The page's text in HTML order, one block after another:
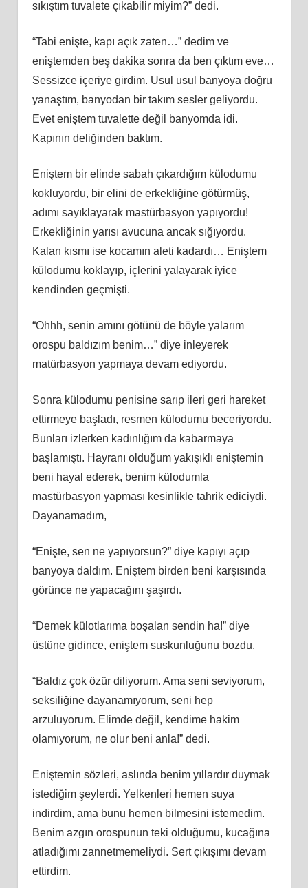
sıkıştım tuvalete çıkabilir miyim?” dedi.
“Tabi enişte, kapı açık zaten…” dedim ve
eniştemden beş dakika sonra da ben çıktım eve…
Sessizce içeriye girdim. Usul usul banyoya doğru
yanaştım, banyodan bir takım sesler geliyordu.
Evet eniştem tuvalette değil banyomda idi.
Kapının deliğinden baktım.
Eniştem bir elinde sabah çıkardığım külodumu
kokluyordu, bir elini de erkekliğine götürmüş,
adımı sayıklayarak mastürbasyon yapıyordu!
Erkekliğinin yarısı avucuna ancak sığıyordu.
Kalan kısmı ise kocamın aleti kadardı… Eniştem
külodumu koklayıp, içlerini yalayarak iyice
kendinden geçmişti.
“Ohhh, senin amını götünü de böyle yalarım
orospu baldızım benim…” diye inleyerek
matürbasyon yapmaya devam ediyordu.
Sonra külodumu penisine sarıp ileri geri hareket
ettirmeye başladı, resmen külodumu beceriyordu.
Bunları izlerken kadınlığım da kabarmaya
başlamıştı. Hayranı olduğum yakışıklı eniştemin
beni hayal ederek, benim külodumla
mastürbasyon yapması kesinlikle tahrik ediciydi.
Dayanamadım,
“Enişte, sen ne yapıyorsun?” diye kapıyı açıp
banyoya daldım. Eniştem birden beni karşısında
görünce ne yapacağını şaşırdı.
“Demek külotlarıma boşalan sendin ha!” diye
üstüne gidince, eniştem suskunluğunu bozdu.
“Baldız çok özür diliyorum. Ama seni seviyorum,
seksiliğine dayanamıyorum, seni hep
arzuluyorum. Elimde değil, kendime hakim
olamıyorum, ne olur beni anla!” dedi.
Eniştemin sözleri, aslında benim yıllardır duymak
istediğim şeylerdi. Yelkenleri hemen suya
indirdim, ama bunu hemen bilmesini istemedim.
Benim azgın orospunun teki olduğumu, kucağına
atladığımı zannetmemeliydi. Sert çıkışımı devam
ettirdim.